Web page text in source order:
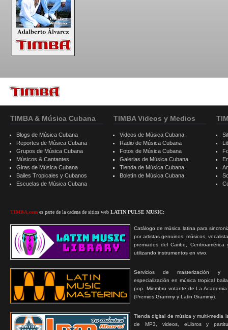
TIMBA & Música Cubana
Blogs de Música Cubana
Reportes de Música Cubana
Grupos de Música Cubana
Músicos & Cantantes
Giras de Música Cubana
Bailes Tropicales y Cubanos
Escuelas de Música Cubana
TIMBA.com es parte de la cadena de sitios web LATIN PULSE MUSIC:
Catálogo de música latina para
por artistas genuinos, músicos,
premiados del Caribe, Centroamérica
utilizando instrumentos en vivo.
Servicios de masterización y
especialización en música tropical
pop. Miembro votante de La
(Premios Grammy y Latin Grammy).
Tienda digital de música y multi-media
de MP3, videos, eLibros y
TIMBA Videos y Medios
Videos de Música Cubana
Radio de Música Cubana
Fotos de Música Cubana
Galerias de Música Cubana
Tienda de Música Cubana
Boletín de Música Cubana